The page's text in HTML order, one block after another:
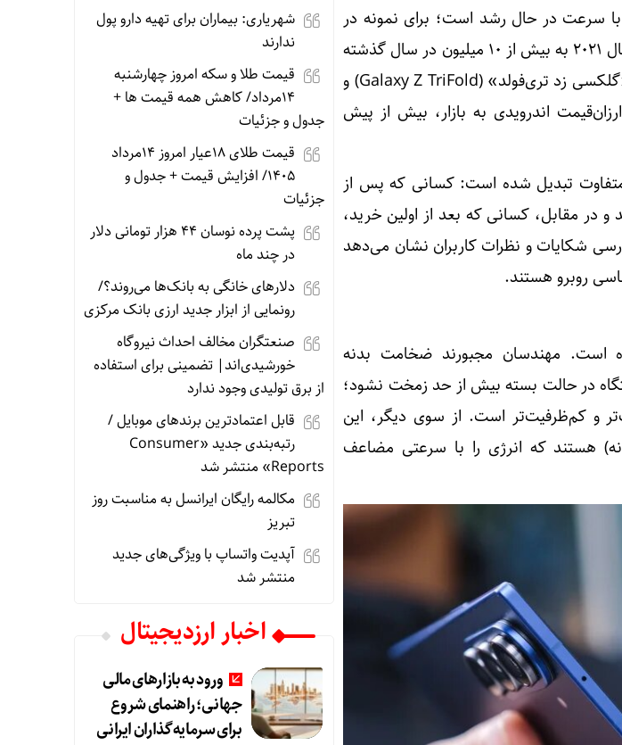
سرعت در حال رشد است؛ برای نمونه در
بازار چین، فروش این محصولات از ۱.۵ میلیون دستگاه در سال ۲۰۲۱ به بیش از ۱۰ میلیون در سال گذشته
رسیده است. این موج با عرضه پرچمداران گران‌قیمتی مثل «گلکسی زد تری‌فولد» (Galaxy Z TriFold) و
اندرویدی به بازار، بیش از پیش
متفاوت تبدیل شده است: کسانی که پس از
در مقابل، کسانی که بعد از اولین خرید،
شکایات و نظرات کاربران نشان می‌دهد
روبرو هستند.
است. مهندسان مجبورند ضخامت بدنه
در حالت بسته بیش از حد زمخت نشود؛
و کم‌ظرفیت‌تر است. از سوی دیگر، این
هستند که انرژی را با سرعتی مضاعف
شهریاری: بیماران برای تهیه دارو پول
ندارند
قیمت طلا و سکه امروز چهارشنبه
14مرداد/ کاهش همه قیمت ها +
جدول و جزئیات
قیمت طلای 18عیار امروز 14مرداد
1405/ افزایش قیمت + جدول و
جزئیات
پشت پرده نوسان ۴۴ هزار تومانی دلار
در چند ماه
دلارهای خانگی به بانک‌ها می‌روند؟/
رونمایی از ابزار جدید ارزی بانک مرکزی
صنعتگران مخالف احداث نیروگاه
خورشیدی‌اند| تضمینی برای استفاده
از برق تولیدی وجود ندارد
قابل اعتمادترین برندهای موبایل /
رتبه‌بندی جدید «Consumer
Reports» منتشر شد
مکالمه رایگان ایرانسل به مناسبت روز
تبریز
آپدیت‌ واتساپ با ویژگی‌های جدید
منتشر شد
اخبار ارزدیجیتال
ورود به بازارهای مالی
جهانی؛ راهنمای شروع
برای سرمایه‌گذاران ایرانی